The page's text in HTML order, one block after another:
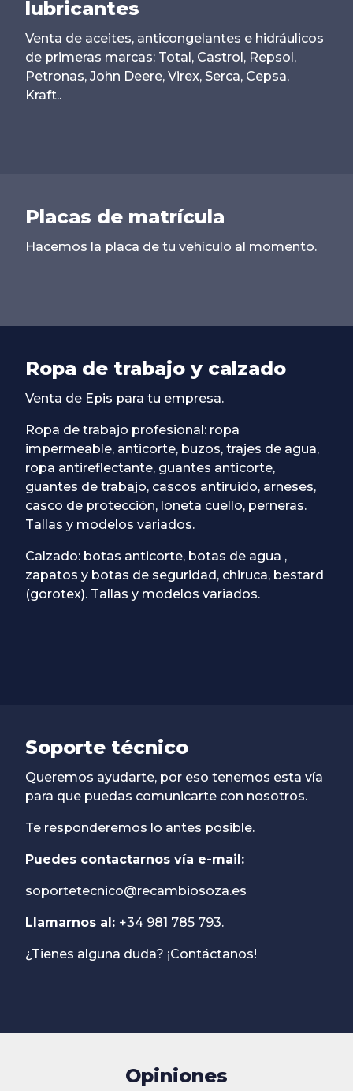
lubricantes
Venta de aceites, anticongelantes e hidráulicos
de primeras marcas: Total, Castrol, Repsol,
Petronas, John Deere, Virex, Serca, Cepsa,
Kraft..
Placas de matrícula
Hacemos la placa de tu vehículo al momento.
Ropa de trabajo y calzado
Venta de Epis para tu empresa.
Ropa de trabajo profesional: ropa
impermeable, anticorte, buzos, trajes de agua,
ropa antireflectante, guantes anticorte,
guantes de trabajo, cascos antiruido, arneses,
casco de protección, loneta cuello, perneras.
Tallas y modelos variados.
Calzado: botas anticorte, botas de agua ,
zapatos y botas de seguridad, chiruca, bestard
(gorotex). Tallas y modelos variados.
Soporte técnico
Queremos ayudarte, por eso tenemos esta vía
para que puedas comunicarte con nosotros.
Te responderemos lo antes posible.
Puedes contactarnos vía e-mail:
soportetecnico@recambiosoza.es
Llamarnos al: +34 981 785 793.
¿Tienes alguna duda? ¡Contáctanos!
Opiniones